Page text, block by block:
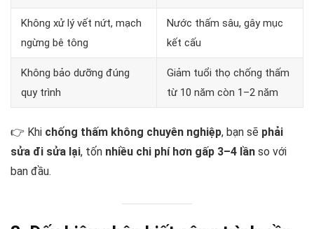
Không xử lý vết nứt, mạch
ngừng bê tông
Nước thấm sâu, gây mục
kết cấu
Không bảo dưỡng đúng
quy trình
Giảm tuổi thọ chống thấm
từ 10 năm còn 1–2 năm
👉 Khi chống thấm không chuyên nghiệp, bạn sẽ phải
sửa đi sửa lại, tốn nhiều chi phí hơn gấp 3–4 lần so với
ban đầu.